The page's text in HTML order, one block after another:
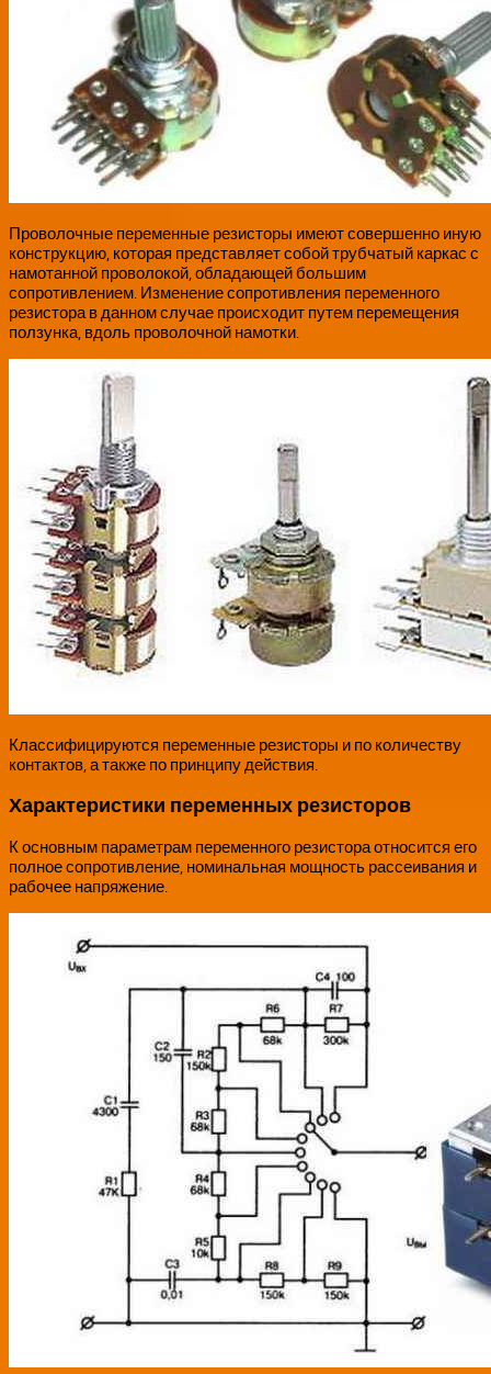
Проволочные переменные резисторы имеют совершенно иную
конструкцию, которая представляет собой трубчатый каркас с
намотанной проволокой, обладающей большим
сопротивлением. Изменение сопротивления переменного
резистора в данном случае происходит путем перемещения
ползунка, вдоль проволочной намотки.
Классифицируются переменные резисторы и по количеству
контактов, а также по принципу действия.
Характеристики переменных резисторов
К основным параметрам переменного резистора относится его
полное сопротивление, номинальная мощность рассеивания и
рабочее напряжение.